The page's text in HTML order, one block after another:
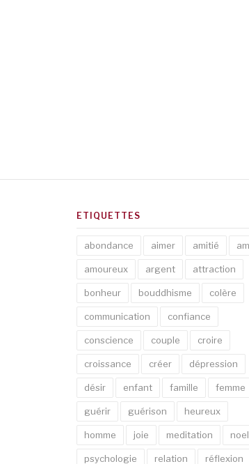
ETIQUETTES
abondance aimer amitié
amoureux argent attraction
bonheur bouddhisme colère
communication confiance
conscience couple croire
croissance créer dépression
désir enfant famille femme
guérir guérison heureux
homme joie meditation noel
psychologie relation réflexion